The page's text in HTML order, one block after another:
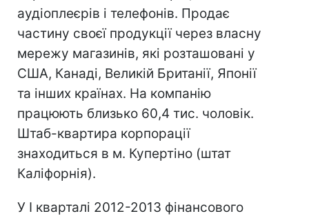
аудіоплеєрів і телефонів. Продає
частину своєї продукції через власну
мережу магазинів, які розташовані у
США, Канаді, Великій Британії, Японії
та інших країнах. На компанію
працюють близько 60,4 тис. чоловік.
Штаб-квартира корпорації
знаходиться в м. Купертіно (штат
Каліфорнія).
У I кварталі 2012-2013 фінансового